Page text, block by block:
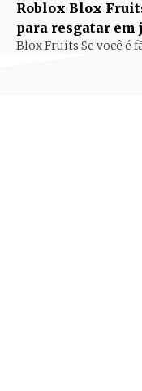
Roblox Blox
para resgatar em
Blox Fruits Se você é